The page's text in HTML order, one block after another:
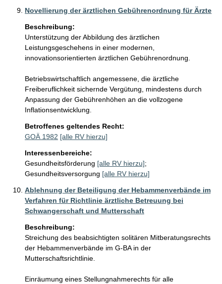
Novellierung der ärztlichen Gebührenordnung für Ärzte
Beschreibung:
Unterstützung der Abbildung des ärztlichen
Leistungsgeschehens in einer modernen,
innovationsorientierten ärztlichen Gebührenordnung.
Betriebswirtschaftlich angemessene, die ärztliche
Freiberuflichkeit sichernde Vergütung, mindestens durch
Anpassung der Gebührenhöhen an die vollzogene
Inflationsentwicklung.
Betroffenes geltendes Recht:
GOÄ 1982 [alle RV hierzu]
Interessenbereiche:
Gesundheitsförderung [alle RV hierzu];
Gesundheitsversorgung [alle RV hierzu]
Ablehnung der Beteiligung der Hebammenverbände im
Verfahren für Richtlinie ärztliche Betreuung bei
Schwangerschaft und Mutterschaft
Beschreibung:
Streichung des beabsichtigten solitären Mitberatungsrechts
der Hebammenverbände im G-BA in der
Mutterschaftsrichtlinie.
Einräumung eines Stellungnahmerechts für alle